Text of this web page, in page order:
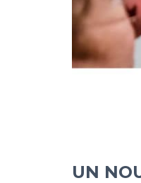
UN